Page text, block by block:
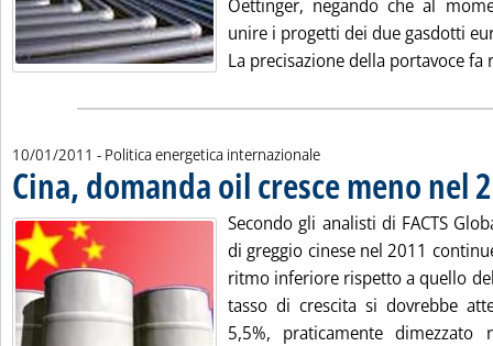
Oettinger, negando che al
unire i progetti dei due gasdotti
La precisazione della portavoce fa
10/01/2011 - Politica energetica internazionale
Cina, domanda oil cresce meno nel
Secondo gli analisti di FACTS
di greggio cinese nel 2011
ritmo inferiore rispetto a quello
tasso di crescita si dovrebbe
5,5%, praticamente